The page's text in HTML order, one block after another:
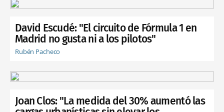
David Escudé: "El circuito de Fórmula 1 en
Madrid no gusta ni a los pilotos"
Rubén Pacheco
Joan Clos: "La medida del 30% aumentó las